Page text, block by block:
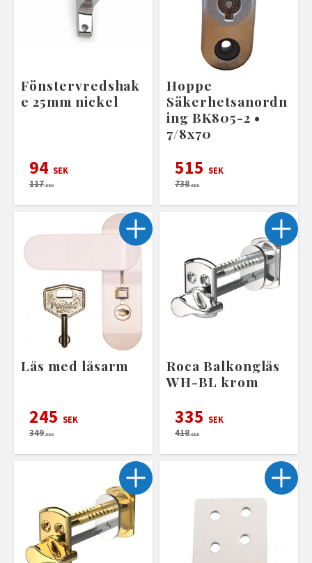
Fönstervredshak
e 25mm nickel
94 SEK
117SEK
Hoppe
Säkerhetsanordn
ing BK805-2 •
7/8x70
515 SEK
738SEK
Lås med låsarm
245 SEK
349SEK
Roca Balkonglås
WH-BL krom
335 SEK
418SEK